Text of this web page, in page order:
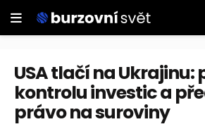
USA tlačí na Ukrajinu:
kontrolu investic a
právo na suroviny